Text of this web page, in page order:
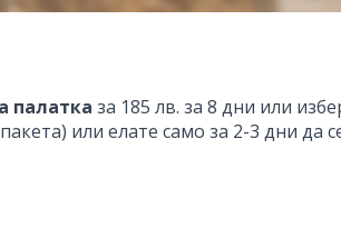
палатка за 185 лв. за 8 дни или
или елате само за 2-3 дни да